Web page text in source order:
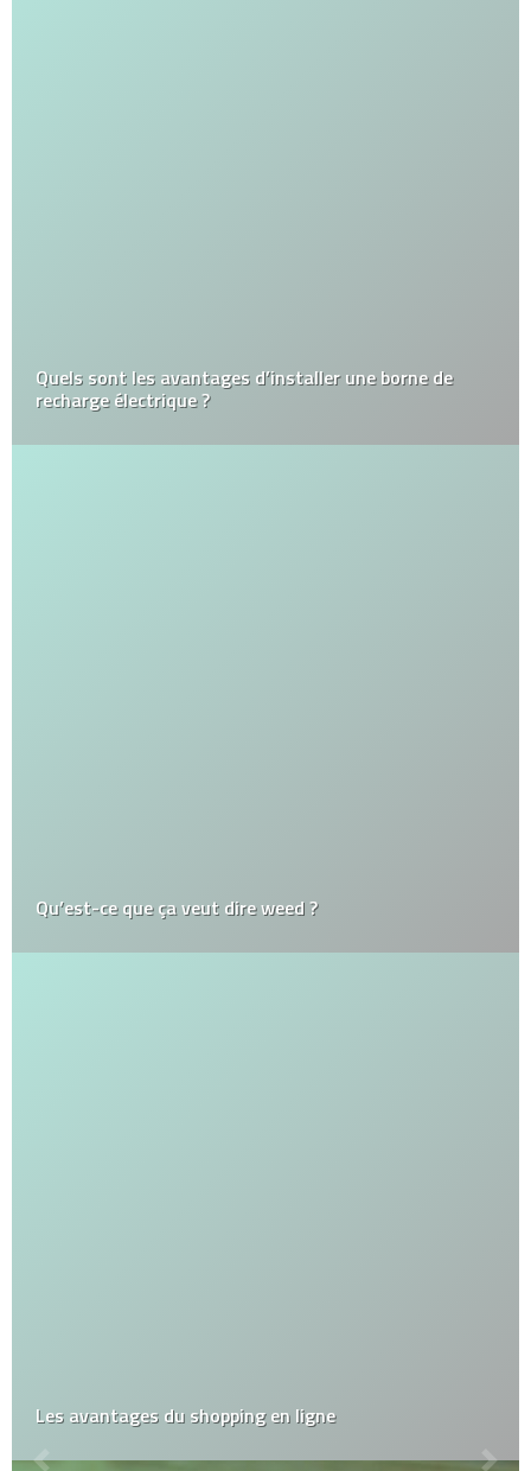
Quels sont les avantages d’installer une borne de
recharge électrique ?
Qu’est-ce que ça veut dire weed ?
Les avantages du shopping en ligne